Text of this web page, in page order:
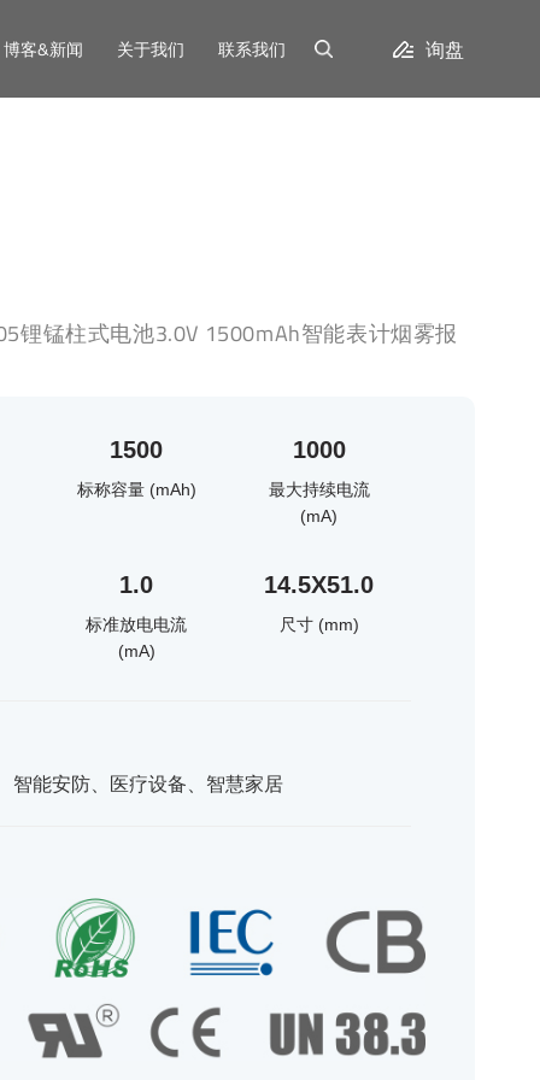
博客&新闻 关于我们 联系我们 询盘
锂锰柱式电池3.0V 1500mAh智能表计烟雾报
1500
标称容量 (mAh)
1000
最大持续电流
(mA)
1.0
标准放电电流
(mA)
14.5X51.0
尺寸 (mm)
智能安防、医疗设备、智慧家居